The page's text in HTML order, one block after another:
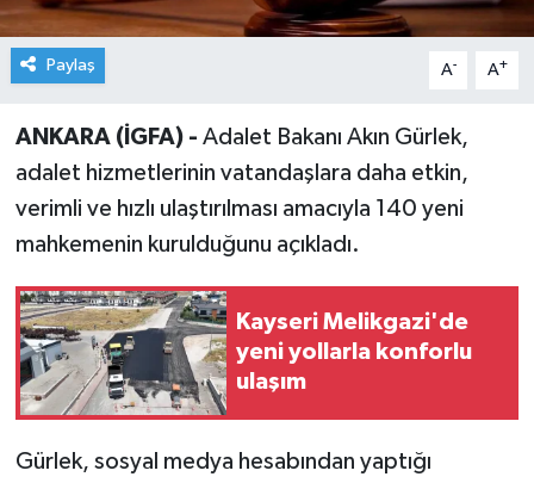
Paylaş A- A+
ANKARA (İGFA) - Adalet Bakanı Akın Gürlek,
adalet hizmetlerinin vatandaşlara daha etkin,
verimli ve hızlı ulaştırılması amacıyla 140 yeni
mahkemenin kurulduğunu açıkladı.
Kayseri Melikgazi'de
yeni yollarla konforlu
ulaşım
Gürlek, sosyal medya hesabından yaptığı